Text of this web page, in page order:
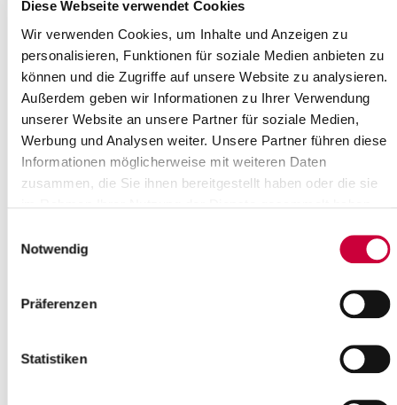
Diese Webseite verwendet Cookies
Wir verwenden Cookies, um Inhalte und Anzeigen zu
personalisieren, Funktionen für soziale Medien anbieten zu
können und die Zugriffe auf unsere Website zu analysieren.
Außerdem geben wir Informationen zu Ihrer Verwendung
unserer Website an unsere Partner für soziale Medien,
Werbung und Analysen weiter. Unsere Partner führen diese
Informationen möglicherweise mit weiteren Daten
zusammen, die Sie ihnen bereitgestellt haben oder die sie
Notwendig
Präferenzen
Statistiken
Where exactly?
Category:
Gottesdienste
Source
Ev.-Luth. Kirchengemeinde Wilster
Am Markt 12a
25554 Wilster
Phone:+49 4823 255
Back to selection
+